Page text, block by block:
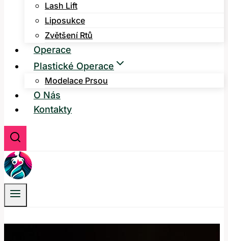
Lash Lift
Liposukce
Zvětšení Rtů
Operace
Plastické Operace
Modelace Prsou
O Nás
Kontakty